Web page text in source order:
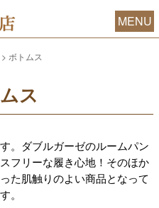
MENU
ボトムス
ス
。ダブルガーゼのルームパン
フリーな履き心地！そのほか
た肌触りのよい商品となって
。